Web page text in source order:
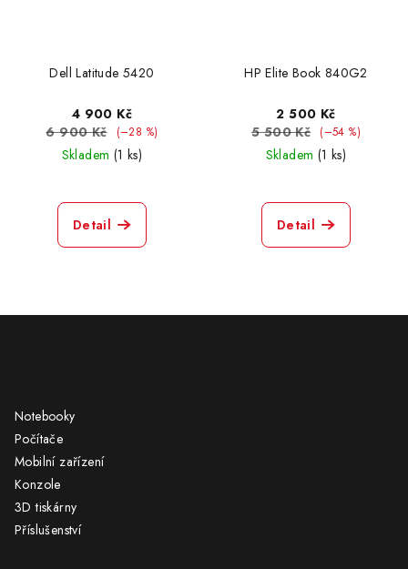
Dell Latitude 5420
4 900 Kč
6 900 Kč
(–28 %)
Skladem (1 ks)
Detail
HP Elite Book 840G2
2 500 Kč
5 500 Kč
(–54 %)
Skladem (1 ks)
Detail
Notebooky
Počítače
Mobilní zařízení
Konzole
3D tiskárny
Příslušenství